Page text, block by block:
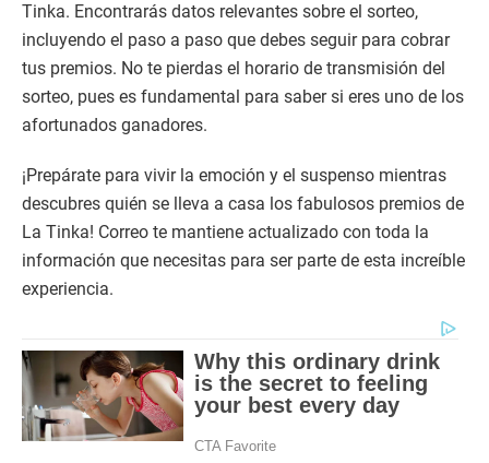
Tinka. Encontrarás datos relevantes sobre el sorteo,
incluyendo el paso a paso que debes seguir para cobrar
tus premios. No te pierdas el horario de transmisión del
sorteo, pues es fundamental para saber si eres uno de los
afortunados ganadores.
¡Prepárate para vivir la emoción y el suspenso mientras
descubres quién se lleva a casa los fabulosos premios de
La Tinka! Correo te mantiene actualizado con toda la
información que necesitas para ser parte de esta increíble
experiencia.